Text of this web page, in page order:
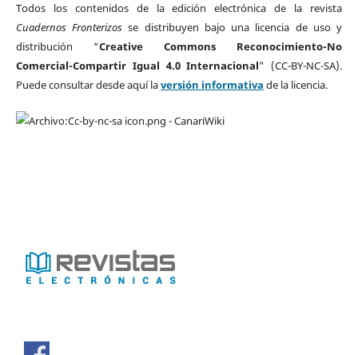
Todos los contenidos de la edición electrónica de la revista
Cuadernos Fronterizos se distribuyen bajo una licencia de uso y
distribución “Creative Commons Reconocimiento-No
Comercial-Compartir Igual 4.0 Internacional” (CC-BY-NC-SA).
Puede consultar desde aquí laversión informativa de la licencia.